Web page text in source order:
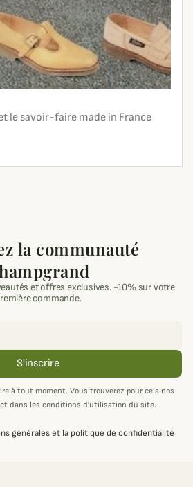
le savoir-faire made in France
la communauté
et offres exclusives. -10% sur votre
commande.
S'inscrire
à tout moment. Vous trouverez pour cela nos
dans les conditions d'utilisation du site.
générales et la politique de confidentialité